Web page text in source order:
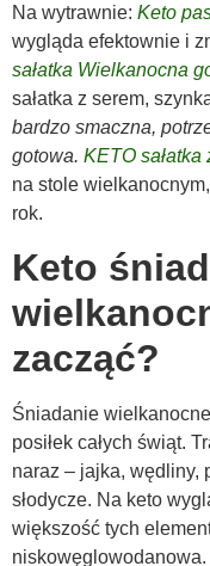
Na wytrawnie: Keto
wygląda efektownie i
sałatka Wielkanocna
sałatka z serem,
bardzo smaczna,
gotowa. KETO
na stole
rok.
Keto
zacząć?
Śniadanie
posiłek całych świąt.
naraz – jajka, wędliny,
słodycze. Na keto
większość tych
niskowęglowodanowa.